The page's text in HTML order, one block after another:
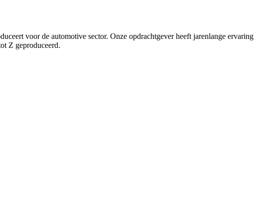
voor de automotive sector. Onze opdrachtgever heeft jarenlange ervaring
Z geproduceerd.